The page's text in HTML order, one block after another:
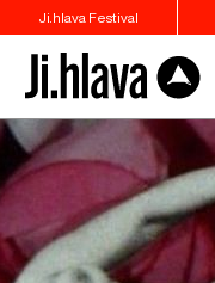
Ji.hlava Festival